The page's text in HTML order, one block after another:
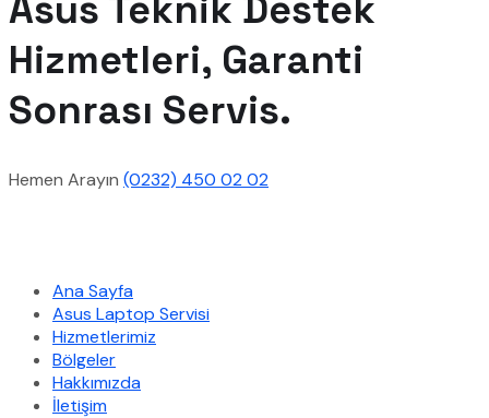
Hizmetleri, Garanti
Sonrası Servis.
Hemen Arayın (0232) 450 02 02
Ana Sayfa
Asus Laptop Servisi
Hizmetlerimiz
Bölgeler
Hakkımızda
İletişim